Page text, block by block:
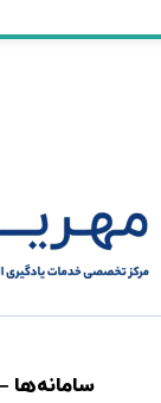
سامانه‌ها –